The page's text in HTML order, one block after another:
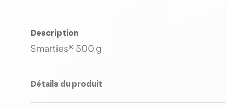
Description
Smarties® 500 g
Détails du produit